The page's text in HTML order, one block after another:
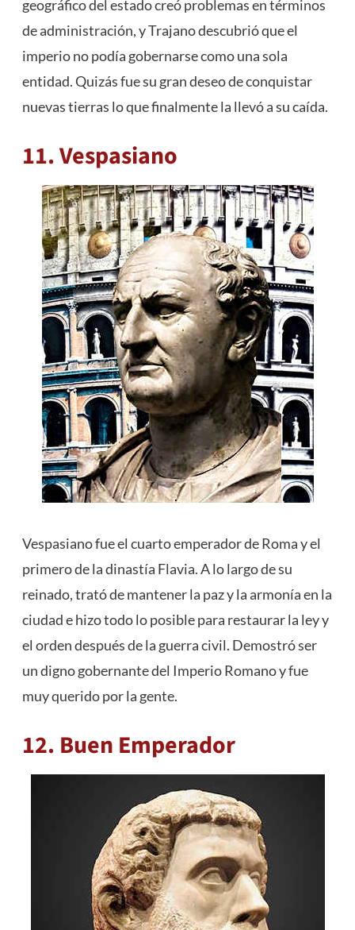
geográfico del estado creó problemas en términos
de administración, y Trajano descubrió que el
imperio no podía gobernarse como una sola
entidad. Quizás fue su gran deseo de conquistar
nuevas tierras lo que finalmente la llevó a su caída.
11. Vespasiano
Vespasiano fue el cuarto emperador de Roma y el
primero de la dinastía Flavia. A lo largo de su
reinado, trató de mantener la paz y la armonía en la
ciudad e hizo todo lo posible para restaurar la ley y
el orden después de la guerra civil. Demostró ser
un digno gobernante del Imperio Romano y fue
muy querido por la gente.
12. Buen Emperador